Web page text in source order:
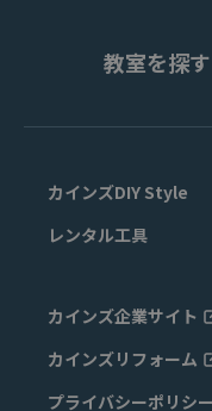
教室を探す
カインズDIY Style
レンタル工具
カインズ企業サイト
カインズリフォーム
プライバシーポリシー